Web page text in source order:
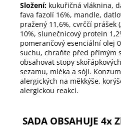
Složení: kukuřičná vláknina,
fava fazolí 16%, mandle,
pražený 11,6%, cvrččí prášek
10%, slunečnicový protein
pomerančový esenciální olej
suchu, chraňte před přímým
obsahovat stopy
sezamu, mléka a sóji.
alergických na měkkýše,
alergickou reakci.
SADA OBSAHUJE 4x